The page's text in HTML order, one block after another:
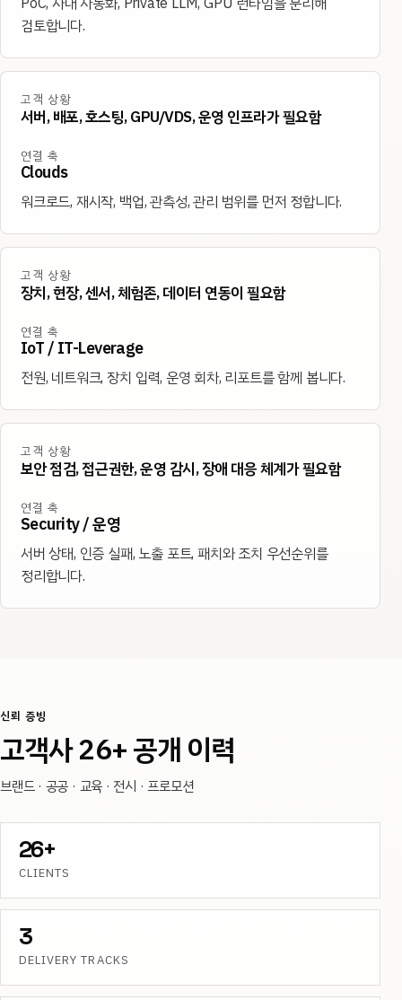
검토합니다.
고객 상황
서버, 배포, 호스팅, GPU/VDS, 운영 인프라가 필요함
연결 축
Clouds
워크로드, 재시작, 백업, 관측성, 관리 범위를 먼저 정합니다.
고객 상황
장치, 현장, 센서, 체험존, 데이터 연동이 필요함
연결 축
IoT / IT-Leverage
전원, 네트워크, 장치 입력, 운영 회차, 리포트를 함께 봅니다.
고객 상황
보안 점검, 접근권한, 운영 감시, 장애 대응 체계가 필요함
연결 축
Security / 운영
서버 상태, 인증 실패, 노출 포트, 패치와 조치 우선순위를
정리합니다.
신뢰 증빙
고객사 26+ 공개 이력
브랜드 · 공공 · 교육 · 전시 · 프로모션
26+
CLIENTS
3
DELIVERY TRACKS